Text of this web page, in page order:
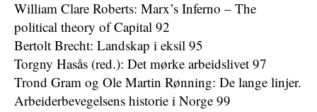
William Clare Roberts: Marx’s Inferno – The
political theory of Capital 92
Bertolt Brecht: Landskap i eksil 95
Torgny Hasås (red.): Det mørke arbeidslivet 97
Trond Gram og Ole Martin Rønning: De lange linjer.
Arbeiderbevegelsens historie i Norge 99